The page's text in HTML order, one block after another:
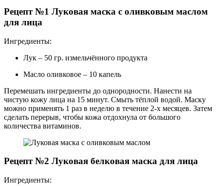
Рецепт №1 Луковая маска с оливковым маслом
для лица
Ингредиенты:
Лук – 50 гр. измельчённого продукта
Масло оливковое – 10 капель
Перемешать ингредиенты до однородности. Нанести на
чистую кожу лица на 15 минут. Смыть тёплой водой. Маску
можно применять 1 раз в неделю в течение 2-х месяцев. Затем
сделать перерыв, чтобы кожа отдохнула от большого
количества витаминов.
Рецепт №2 Луковая белковая маска для лица
Ингредиенты: